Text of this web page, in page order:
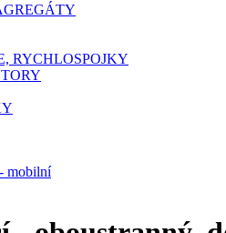
RYCHLOSPOJKY
mobilní